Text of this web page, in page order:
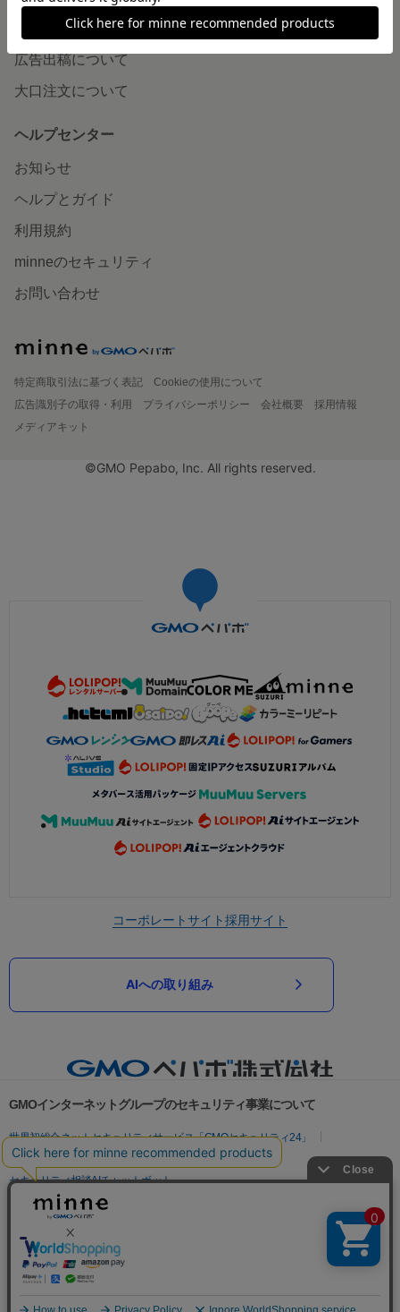
企業の方へ
広告出稿について
大口注文について
ヘルプセンター
お知らせ
ヘルプとガイド
利用規約
minneのセキュリティ
お問い合わせ
特定商取引法に基づく表記
Cookieの使用について
広告識別子の取得・利用
プライバシーポリシー 会社概要
採用情報
メディアキット
©GMO Pepabo, Inc. All rights reserved.
コーポレートサイト採用サイト
AIへの取り組み
GMOインターネットグループのセキュリティ事業について
世界初総合ネットセキュリティサービス「GMOセキュリティ24」
パスワード漏洩診断
Webサイトリスク診断
セキュリティ相談AIチャットボット
実在証明・盗聴対策
サイバー攻撃対策（GMO Flatt Security）
セキュリティ事業の軌跡